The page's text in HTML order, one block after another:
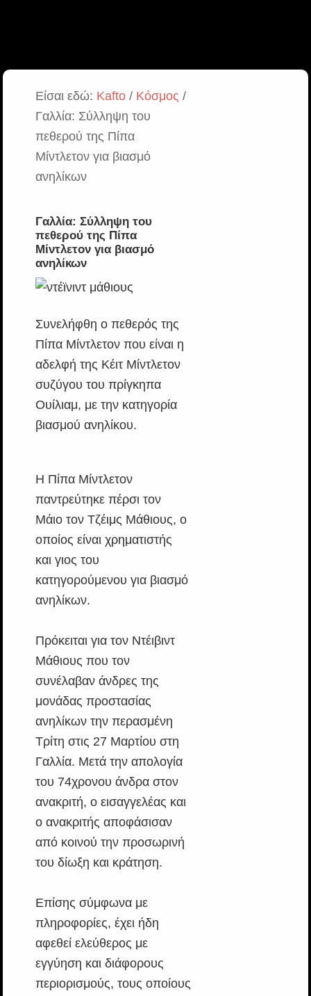
Είσαι εδώ: Kafto/ Κόσμος /
Γαλλία: Σύλληψη του
πεθερού της Πίπα
Μίντλετον για βιασμό
ανηλίκων
Γαλλία: Σύλληψη του
πεθερού της Πίπα
Μίντλετον για βιασμό
ανηλίκων
Συνελήφθη ο πεθερός της
Πίπα Μίντλετον που είναι η
αδελφή της Κέιτ Μίντλετον
συζύγου του πρίγκηπα
Ουίλιαμ, με την κατηγορία
βιασμού ανηλίκου.
Η Πίπα Μίντλετον
παντρεύτηκε πέρσι τον
Μάιο τον Τζέιμς Μάθιους, ο
οποίος είναι χρηματιστής
και γιος του
κατηγορούμενου για βιασμό
ανηλίκων.
Πρόκειται για τον Ντέιβιντ
Μάθιους που τον
συνέλαβαν άνδρες της
μονάδας προστασίας
ανηλίκων την περασμένη
Τρίτη στις 27 Μαρτίου στη
Γαλλία. Μετά την απολογία
του 74χρονου άνδρα στον
ανακριτή, ο εισαγγελέας και
ο ανακριτής αποφάσισαν
από κοινού την προσωρινή
του δίωξη και κράτηση.
Επίσης σύμφωνα με
πληροφορίες, έχει ήδη
αφεθεί ελεύθερος με
εγγύηση και διάφορους
περιορισμούς, τους οποίους